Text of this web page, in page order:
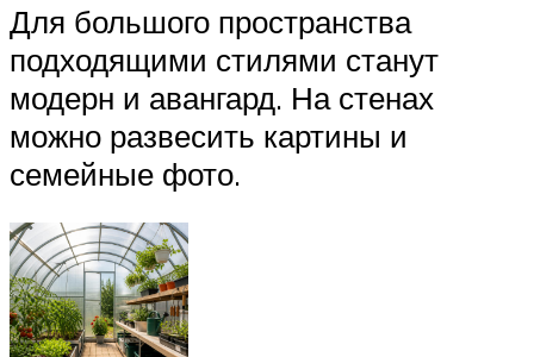
Для большого пространства
подходящими стилями станут
модерн и авангард. На стенах
можно развесить картины и
семейные фото.